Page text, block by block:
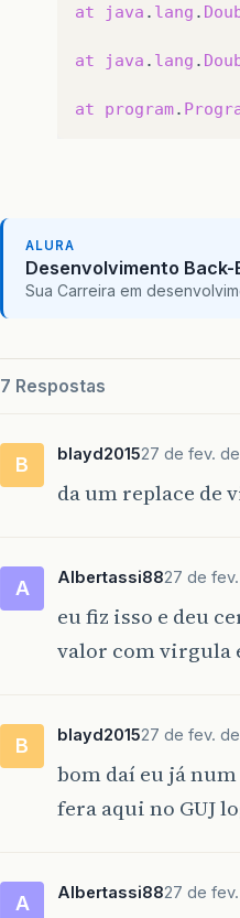
at java . lang .
at java . lang .
at program.
ALURA
Desenvolvimento Back-
Sua Carreira em
7 Respostas
B blayd201527 de fev.
da um replace de
A Albertassi8827 de
eu fiz isso e deu
valor com virgula
B blayd201527 de fev.
bom daí eu já
fera aqui no GUJ
A Albertassi8827 de